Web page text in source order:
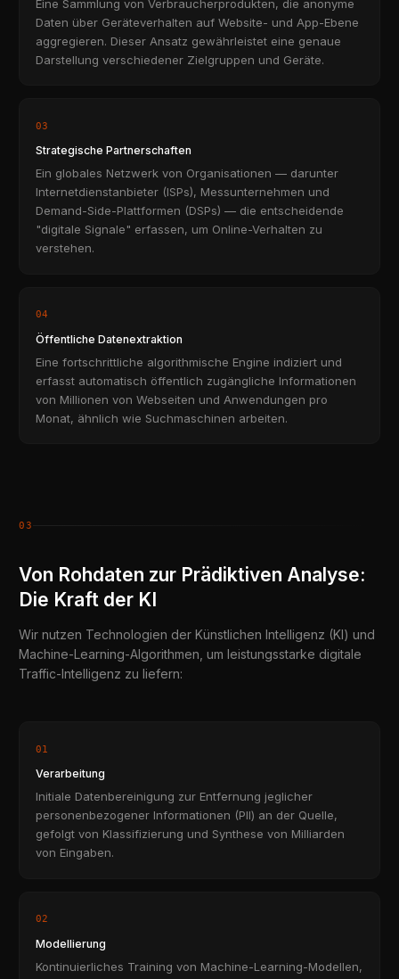
Eine Sammlung von Verbraucherprodukten, die anonyme
Daten über Geräteverhalten auf Website- und App-Ebene
aggregieren. Dieser Ansatz gewährleistet eine genaue
Darstellung verschiedener Zielgruppen und Geräte.
03
Strategische Partnerschaften
Ein globales Netzwerk von Organisationen — darunter
Internetdienstanbieter (ISPs), Messunternehmen und
Demand-Side-Plattformen (DSPs) — die entscheidende
"digitale Signale" erfassen, um Online-Verhalten zu
verstehen.
04
Öffentliche Datenextraktion
Eine fortschrittliche algorithmische Engine indiziert und
erfasst automatisch öffentlich zugängliche Informationen
von Millionen von Webseiten und Anwendungen pro
Monat, ähnlich wie Suchmaschinen arbeiten.
03
Von Rohdaten zur Prädiktiven Analyse:
Die Kraft der KI
Wir nutzen Technologien der Künstlichen Intelligenz (KI) und
Machine-Learning-Algorithmen, um leistungsstarke digitale
Traffic-Intelligenz zu liefern:
01
Verarbeitung
Initiale Datenbereinigung zur Entfernung jeglicher
personenbezogener Informationen (PII) an der Quelle,
gefolgt von Klassifizierung und Synthese von Milliarden
von Eingaben.
02
Modellierung
Kontinuierliches Training von Machine-Learning-Modellen,